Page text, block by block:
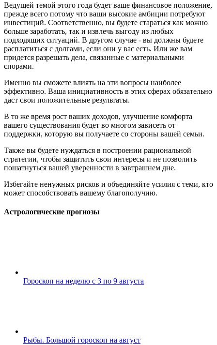
Ведущей темой этого года будет ваше финансовое положение,
прежде всего потому что ваши высокие амбиции потребуют
инвестиций. Соответственно, вы будете стараться как можно
больше заработать, так и извлечь выгоду из любых
подходящих ситуаций. В другом случае - вы должны будете
расплатиться с долгами, если они у вас есть. Или же вам
придется разрешать дела, связанные с материальными
спорами.
Именно вы сможете влиять на эти вопросы наиболее
эффективно. Ваша инициативность в этих сферах обязательно
даст свои положительные результаты.
В то же время рост ваших доходов, улучшение комфорта
вашего существования будет во многом зависеть от
поддержки, которую вы получаете со стороны вашей семьи.
Также вы будете нуждаться в построении рациональной
стратегии, чтобы защитить свои интересы и не позволить
пошатнуться вашей уверенности в завтрашнем дне.
Избегайте ненужных рисков и объединяйте усилия с теми, кто
может способствовать вашему благополучию.
Астрологические прогнозы
Гороскоп на неделю с 3 по 9 августа
Рыбы. Большой гороскоп на август